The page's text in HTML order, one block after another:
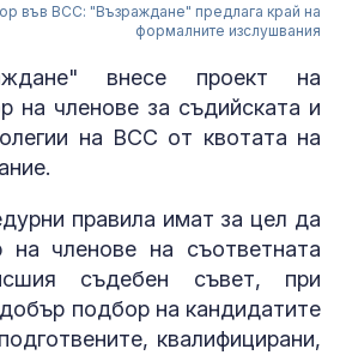
във ВСС: "Възраждане" предлага край на
формалните изслушвания
внесе проект на
на членове за съдийската и
на ВСС от квотата на
правила имат за цел да
на членове на съответната
съдебен съвет, при
подбор на кандидатите
квалифицирани,